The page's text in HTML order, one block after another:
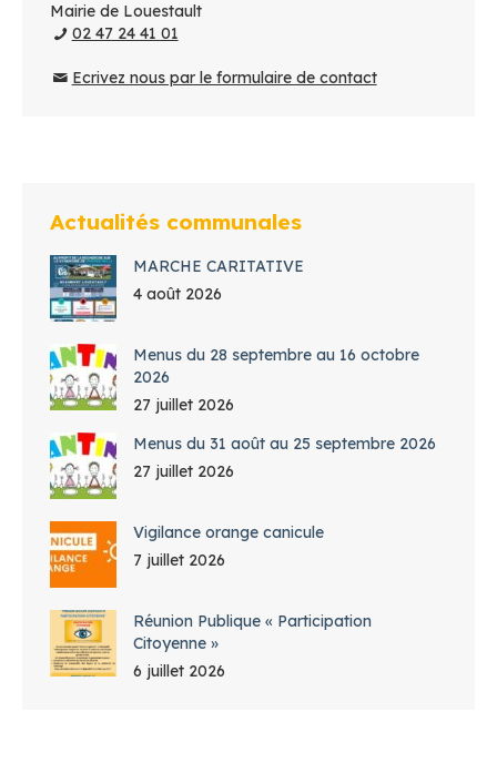
Mairie de Louestault
02 47 24 41 01
Ecrivez nous par le formulaire de contact
Actualités communales
MARCHE CARITATIVE
4 août 2026
Menus du 28 septembre au 16 octobre
2026
27 juillet 2026
Menus du 31 août au 25 septembre 2026
27 juillet 2026
Vigilance orange canicule
7 juillet 2026
Réunion Publique « Participation
Citoyenne »
6 juillet 2026